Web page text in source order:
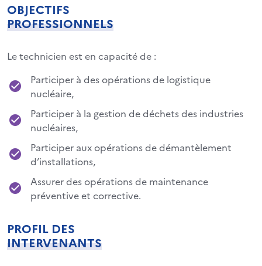
OBJECTIFS
PROFESSIONNELS
Le technicien est en capacité de :
Participer à des opérations de logistique
nucléaire,
Participer à la gestion de déchets des industries
nucléaires,
Participer aux opérations de démantèlement
d’installations,
Assurer des opérations de maintenance
préventive et corrective.
PROFIL DES
INTERVENANTS